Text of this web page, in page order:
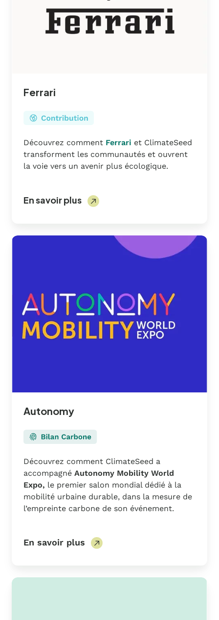
Ferrari
Découvrez comment Ferrari et ClimateSeed
transforment les communautés et ouvrent
la voie vers un avenir plus écologique.
En savoir plus
Autonomy
Autonomy
Découvrez comment ClimateSeed a
accompagné Autonomy Mobility World
Expo, le premier salon mondial dédié à la
mobilité urbaine durable, dans la mesure de
l’empreinte carbone de son événement.
En savoir plus
ChangeNOW